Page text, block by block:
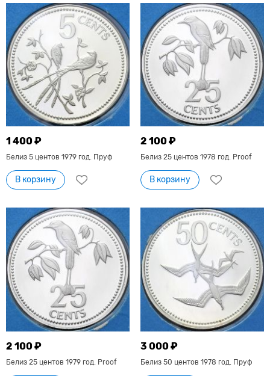
1 400 ₽
Белиз 5 центов 1979 год. Пруф
В корзину
2 100 ₽
Белиз 25 центов 1978 год. Proof
В корзину
2 100 ₽
Белиз 25 центов 1979 год. Proof
3 000 ₽
Белиз 50 центов 1978 год. Пруф